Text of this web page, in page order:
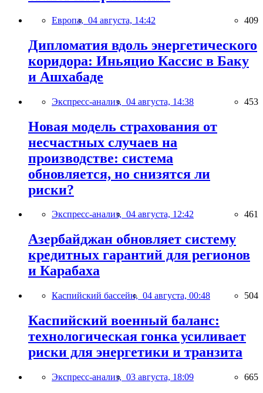
Европа, 04 августа, 14:42 409
Дипломатия вдоль энергетического
коридора: Иньяцио Кассис в Баку
и Ашхабаде
Экспресс-анализ, 04 августа, 14:38 453
Новая модель страхования от
несчастных случаев на
производстве: система
обновляется, но снизятся ли
риски?
Экспресс-анализ, 04 августа, 12:42 461
Азербайджан обновляет систему
кредитных гарантий для регионов
и Карабаха
Каспийский бассейн, 04 августа, 00:48 504
Каспийский военный баланс:
технологическая гонка усиливает
риски для энергетики и транзита
Экспресс-анализ, 03 августа, 18:09 665